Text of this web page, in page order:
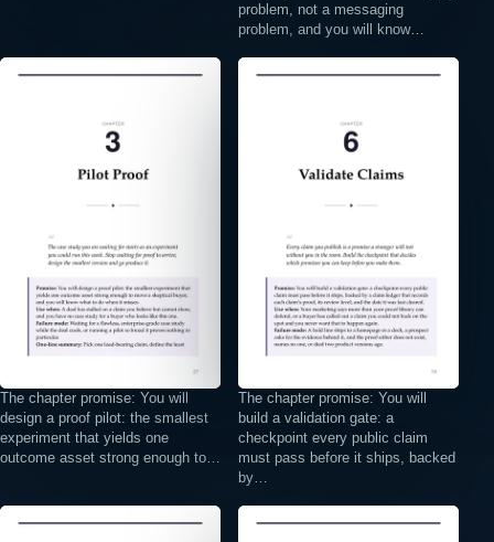
problem, not a messaging
problem, and you will know…
The chapter promise: You will
design a proof pilot: the smallest
experiment that yields one
outcome asset strong enough to…
The chapter promise: You will
build a validation gate: a
checkpoint every public claim
must pass before it ships, backed
by…